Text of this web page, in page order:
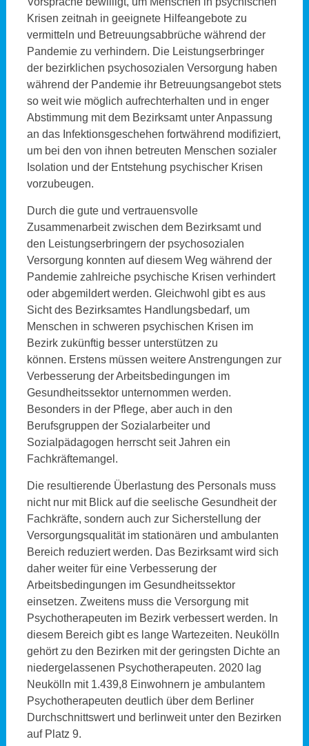
Krisen zeitnah in geeignete Hilfeangebote zu
vermitteln und Betreuungsabbrüche während der
Pandemie zu verhindern. Die Leistungserbringer
der bezirklichen psychosozialen Versorgung haben
während der Pandemie ihr Betreuungsangebot stets
so weit wie möglich aufrechterhalten und in enger
Abstimmung mit dem Bezirksamt unter Anpassung
an das Infektionsgeschehen fortwährend modifiziert,
um bei den von ihnen betreuten Menschen sozialer
Isolation und der Entstehung psychischer Krisen
vorzubeugen.
Durch die gute und vertrauensvolle
Zusammenarbeit zwischen dem Bezirksamt und
den Leistungserbringern der psychosozialen
Versorgung konnten auf diesem Weg während der
Pandemie zahlreiche psychische Krisen verhindert
oder abgemildert werden. Gleichwohl gibt es aus
Sicht des Bezirksamtes Handlungsbedarf, um
Menschen in schweren psychischen Krisen im
Bezirk zukünftig besser unterstützen zu
können. Erstens müssen weitere Anstrengungen zur
Verbesserung der Arbeitsbedingungen im
Gesundheitssektor unternommen werden.
Besonders in der Pflege, aber auch in den
Berufsgruppen der Sozialarbeiter und
Sozialpädagogen herrscht seit Jahren ein
Fachkräftemangel.
Die resultierende Überlastung des Personals muss
nicht nur mit Blick auf die seelische Gesundheit der
Fachkräfte, sondern auch zur Sicherstellung der
Versorgungsqualität im stationären und ambulanten
Bereich reduziert werden. Das Bezirksamt wird sich
daher weiter für eine Verbesserung der
Arbeitsbedingungen im Gesundheitssektor
einsetzen. Zweitens muss die Versorgung mit
Psychotherapeuten im Bezirk verbessert werden. In
diesem Bereich gibt es lange Wartezeiten. Neukölln
gehört zu den Bezirken mit der geringsten Dichte an
niedergelassenen Psychotherapeuten. 2020 lag
Neukölln mit 1.439,8 Einwohnern je ambulantem
Psychotherapeuten deutlich über dem Berliner
Durchschnittswert und berlinweit unter den Bezirken
auf Platz 9.